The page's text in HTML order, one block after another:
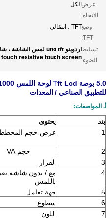
عرض
الاتجاه:
الكل
وضع
TFT:
TFT ، انتقالي
تسليط
الضوء:
اردوينو uno tft لمس الشاشة ، شاشة تعمل باللمس مقاوم اللمس المتعدد
resistive touch screen
للتطبيق الصناعي / المعدات
أ. المواصفات:
بند يحتوى
1
عرض حجم
2
حجم VA
3
القرار
4
مع / بدون شاشة
باللمس
5 جهة تعامل
6
سطوع
7
اللون